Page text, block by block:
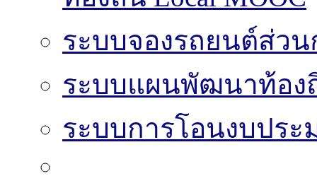
ระบบจองรถยนต์ส่วน
ระบบแผนพัฒนาท้อง
ระบบการโอนงบปร